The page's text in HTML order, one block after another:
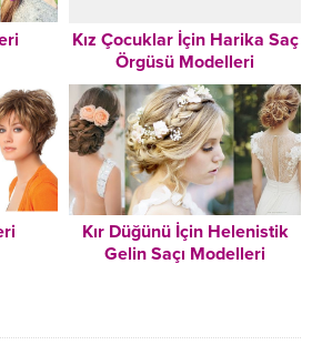
Kız Çocuklar İçin Harika Saç
Örgüsü Modelleri
Kır Düğünü İçin Helenistik
Gelin Saçı Modelleri